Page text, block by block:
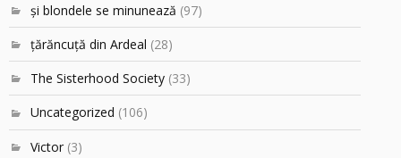
şi blondele se minunează (97)
ţărăncuţă din Ardeal (28)
The Sisterhood Society (33)
Uncategorized (106)
Victor (3)